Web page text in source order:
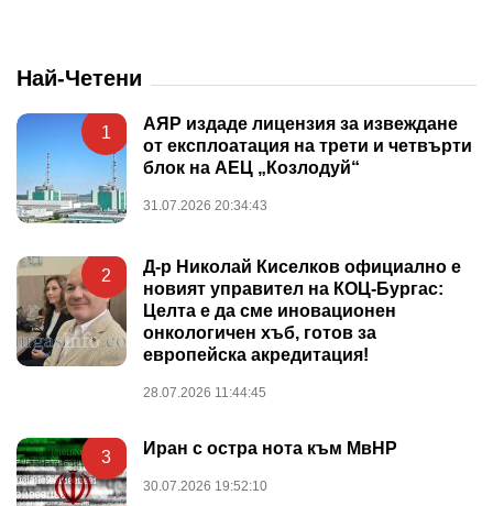
Най-Четени
1
АЯР издаде лицензия за извеждане
от експлоатация на трети и четвърти
блок на АЕЦ „Козлодуй“
31.07.2026 20:34:43
2
Д-р Николай Киселков официално е
новият управител на КОЦ-Бургас:
Целта е да сме иновационен
онкологичен хъб, готов за
европейска акредитация!
28.07.2026 11:44:45
3 Иран с остра нота към МвНР
30.07.2026 19:52:10